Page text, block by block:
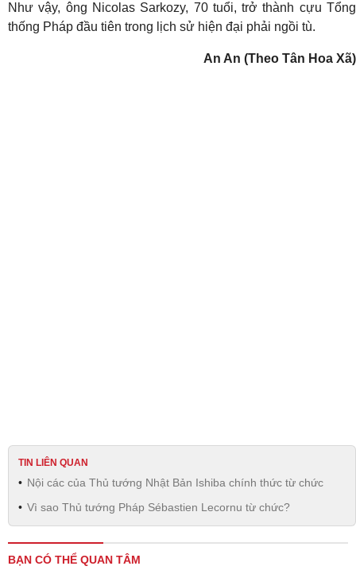
Như vậy, ông Nicolas Sarkozy, 70 tuổi, trở thành cựu Tổng
thống Pháp đầu tiên trong lịch sử hiện đại phải ngồi tù.
An An (Theo Tân Hoa Xã)
TIN LIÊN QUAN
Nội các của Thủ tướng Nhật Bản Ishiba chính thức từ chức
Vì sao Thủ tướng Pháp Sébastien Lecornu từ chức?
BẠN CÓ THỂ QUAN TÂM